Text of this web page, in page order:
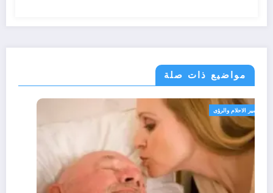
مواضيع ذات صلة
تفسير الاحلام والرؤى